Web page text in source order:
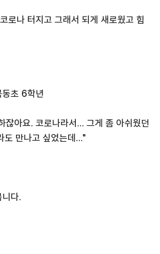
로나 터지고 그래서 되게 새로웠고 힘
초 6학년
잖아요. 코로나라서... 그게 좀 아쉬웠던
도 만나고 싶었는데..."
다.